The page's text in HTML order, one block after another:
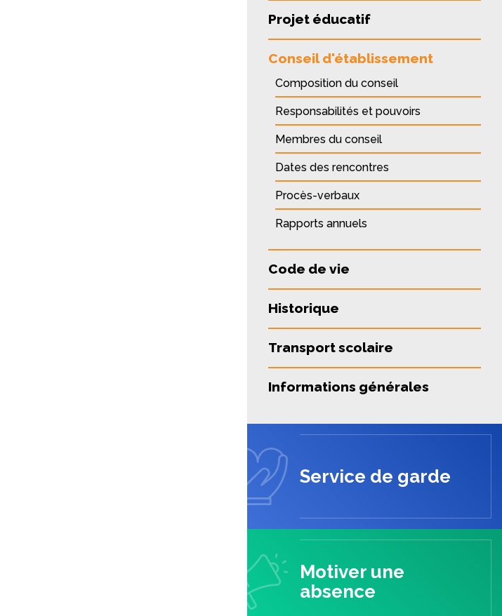
Projet éducatif
Conseil d'établissement
Composition du conseil
Responsabilités et pouvoirs
Membres du conseil
Dates des rencontres
Procès-verbaux
Rapports annuels
Code de vie
Historique
Transport scolaire
Informations générales
Service de garde
Motiver une
absence